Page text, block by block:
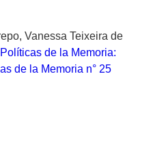
Vanessa Teixeira de
Políticas de la Memoria:
de la Memoria n° 25